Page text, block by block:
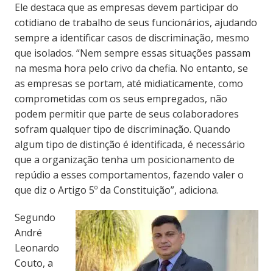
Ele destaca que as empresas devem participar do
cotidiano de trabalho de seus funcionários, ajudando
sempre a identificar casos de discriminação, mesmo
que isolados. “Nem sempre essas situações passam
na mesma hora pelo crivo da chefia. No entanto, se
as empresas se portam, até midiaticamente, como
comprometidas com os seus empregados, não
podem permitir que parte de seus colaboradores
sofram qualquer tipo de discriminação. Quando
algum tipo de distinção é identificada, é necessário
que a organização tenha um posicionamento de
repúdio a esses comportamentos, fazendo valer o
que diz o Artigo 5º da Constituição”, adiciona.
Segundo
André
Leonardo
Couto, a